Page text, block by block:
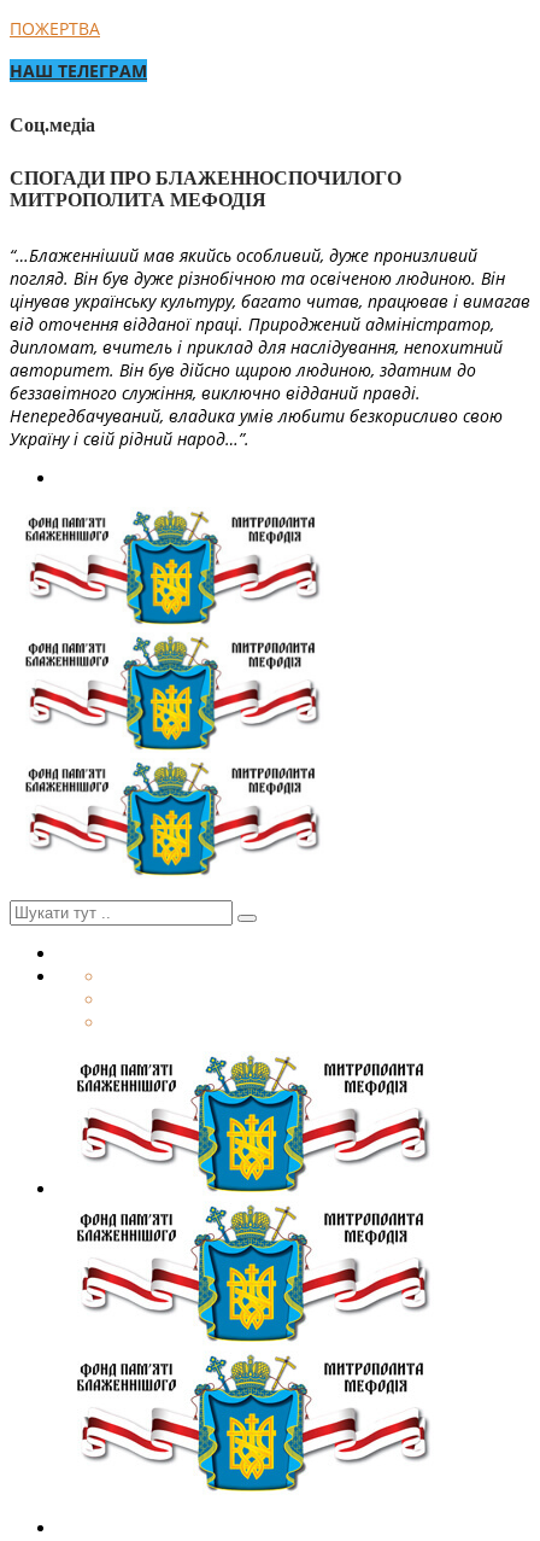
ПОЖЕРТВА
НАШ ТЕЛЕГРАМ
Соц.медіа
СПОГАДИ ПРО БЛАЖЕННОСПОЧИЛОГО
МИТРОПОЛИТА МЕФОДІЯ
“…Блаженніший мав якийсь особливий, дуже пронизливий
погляд. Він був дуже різнобічною та освіченою людиною. Він
цінував українську культуру, багато читав, працював і вимагав
від оточення відданої праці. Природжений адміністратор,
дипломат, вчитель і приклад для наслідування, непохитний
авторитет. Він був дійсно щирою людиною, здатним до
беззавітного служіння, виключно відданий правді.
Непередбачуваний, владика умів любити безкорисливо свою
Україну і свій рідний народ…”.